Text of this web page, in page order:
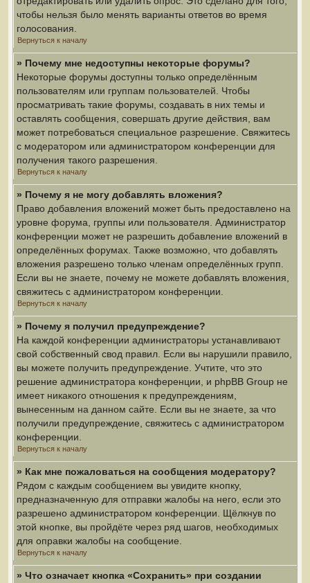
чтобы нельзя было менять варианты ответов во время
голосования.
Вернуться к началу
» Почему мне недоступны некоторые форумы?
Некоторые форумы доступны только определённым
пользователям или группам пользователей. Чтобы
просматривать такие форумы, создавать в них темы и
оставлять сообщения, совершать другие действия, вам
может потребоваться специальное разрешение. Свяжитесь
с модератором или администратором конференции для
получения такого разрешения.
Вернуться к началу
» Почему я не могу добавлять вложения?
Право добавления вложений может быть предоставлено на
уровне форума, группы или пользователя. Администратор
конференции может не разрешить добавление вложений в
определённых форумах. Также возможно, что добавлять
вложения разрешено только членам определённых групп.
Если вы не знаете, почему не можете добавлять вложения,
свяжитесь с администратором конференции.
Вернуться к началу
» Почему я получил предупреждение?
На каждой конференции администраторы устанавливают
свой собственный свод правил. Если вы нарушили правило,
вы можете получить предупреждение. Учтите, что это
решение администратора конференции, и phpBB Group не
имеет никакого отношения к предупреждениям,
вынесенным на данном сайте. Если вы не знаете, за что
получили предупреждение, свяжитесь с администратором
конференции.
Вернуться к началу
» Как мне пожаловаться на сообщения модератору?
Рядом с каждым сообщением вы увидите кнопку,
предназначенную для отправки жалобы на него, если это
разрешено администратором конференции. Щёлкнув по
этой кнопке, вы пройдёте через ряд шагов, необходимых
для оправки жалобы на сообщение.
Вернуться к началу
» Что означает кнопка «Сохранить» при создании